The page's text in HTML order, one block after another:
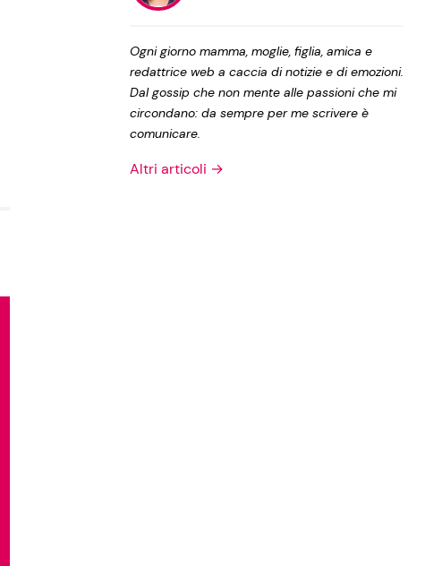
Privacy Policy
Ogni giorno mamma, moglie, figlia, amica e
redattrice web a caccia di notizie e di emozioni.
Dal gossip che non mente alle passioni che mi
circondano: da sempre per me scrivere è
comunicare.
Altri articoli →